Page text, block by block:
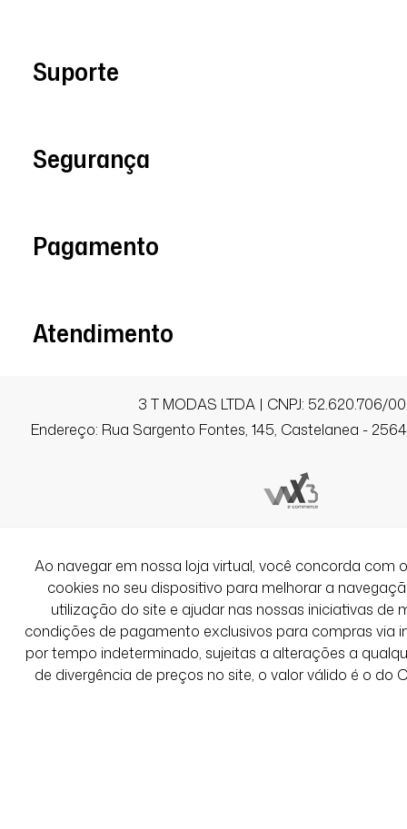
Suporte
Segurança
Pagamento
Atendimento
3 T MODAS LTDA | CNPJ: 52.620.706/
Endereço: Rua Sargento Fontes, 145, Castelanea -
Ao navegar em nossa loja virtual, você concorda com
cookies no seu dispositivo para melhorar a
utilização do site e ajudar nas nossas iniciativas de
condições de pagamento exclusivos para compras via
por tempo indeterminado, sujeitas a alterações a
de divergência de preços no site, o valor válido é o do